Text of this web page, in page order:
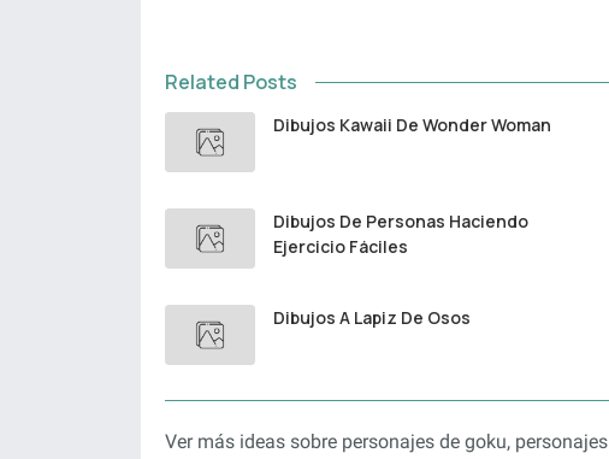
Related Posts
Dibujos Kawaii De Wonder Woman
Dibujos De Personas Haciendo
Ejercicio Fáciles
Dibujos A Lapiz De Osos
Ver más ideas sobre personajes de goku,